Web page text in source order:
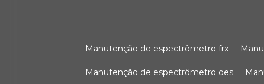
manutenção de espectrômetro frx
manutenção de espectrômetro oes